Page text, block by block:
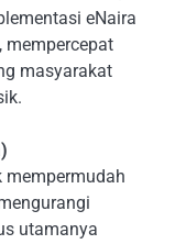
eNaira
mempercepat
masyarakat
mempermudah
utamanya